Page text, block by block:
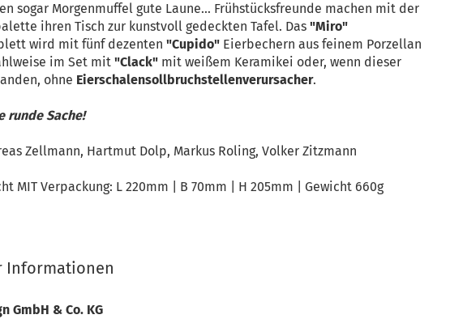
sogar Morgenmuffel gute Laune... Frühstücksfreunde machen mit der
ihren Tisch zur kunstvoll gedeckten Tafel. Das "Miro"
wird mit fünf dezenten "Cupido" Eierbechern aus feinem Porzellan
im Set mit "Clack" mit weißem Keramikei oder, wenn dieser
ohne Eierschalensollbruchstellenverursacher.
runde Sache!
Zellmann, Hartmut Dolp, Markus Roling, Volker Zitzmann
MIT Verpackung: L 220mm | B 70mm | H 205mm | Gewicht 660g
Informationen
GmbH & Co. KG